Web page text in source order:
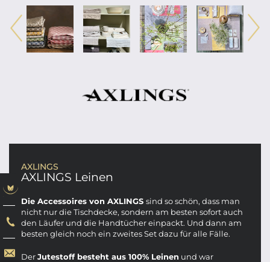
AXLINGS
AXLINGS Leinen
Die Accessoires von AXLINGS sind so schön, dass man
nicht nur die Tischdecke, sondern am besten sofort auch
den Läufer und die Handtücher einpackt. Und dann am
besten gleich noch ein zweites Set dazu für alle Fälle.
DerJutestoff besteht aus 100% Leinen und war